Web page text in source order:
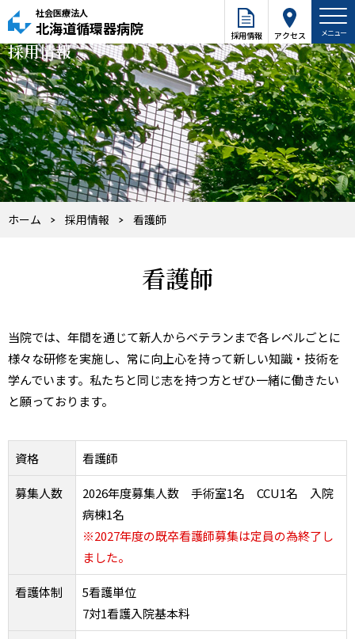
社会医療法人
北海道循環器病院 採用情報 アクセス
採用情報
ホーム 採用情報 看護師
看護師
当院では、年間を通じて新人からベテランまで各レベルごとに
様々な研修を実施し、常に向上心を持って新しい知識・技術を
学んでいます。私たちと同じ志を持つ方とぜひ一緒に働きたい
と願っております。
資格 看護師
募集人数
2026年度募集人数 手術室1名 CCU1名 入院
病棟1名
※2027年度の既卒看護師募集は定員の為終了し
ました。
看護体制
5看護単位
7対1看護入院基本料